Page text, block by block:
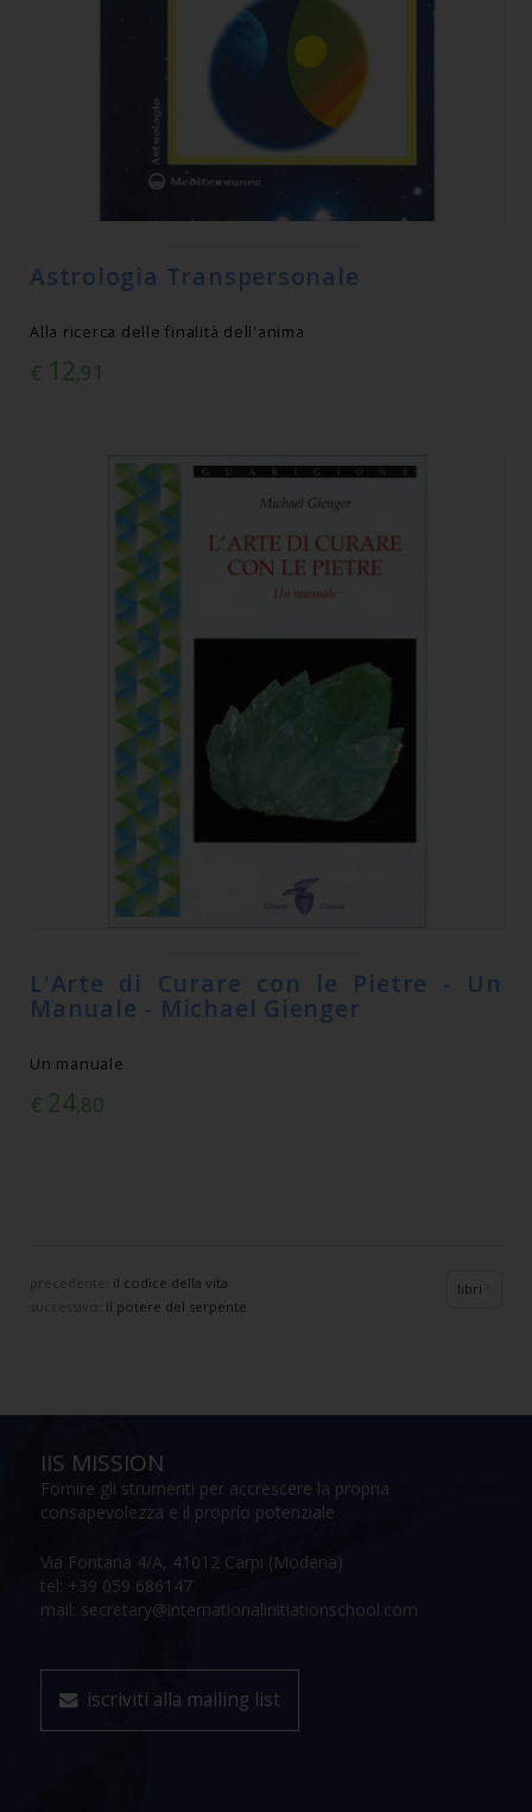
Astrologia Transpersonale
Alla ricerca delle finalità dell'anima
€ 12,91
L'Arte di Curare con le Pietre - Un
Manuale - Michael Gienger
Un manuale
€ 24,80
precedente: il codice della vita
il potere del serpente
libri
IIS MISSION
Fornire gli strumenti per accrescere la propria
consapevolezza e il proprio potenziale
Via Fontana 4/A, 41012 Carpi (Modena)
tel: +39 059 686147
mail: secretary@internationalinitiationschool.com
iscriviti alla mailing list